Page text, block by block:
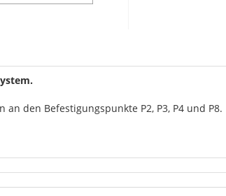
den Befestigungspunkte P2, P3, P4 und P8.